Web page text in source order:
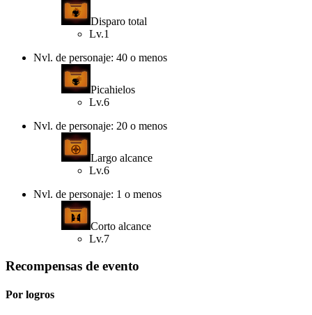
Disparo total
Lv.1
Nvl. de personaje: 40 o menos
Picahielos
Lv.6
Nvl. de personaje: 20 o menos
Largo alcance
Lv.6
Nvl. de personaje: 1 o menos
Corto alcance
Lv.7
Recompensas de evento
Por logros